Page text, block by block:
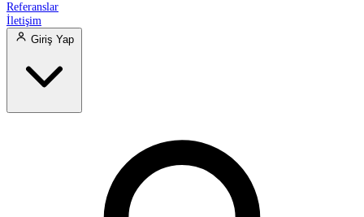
Referanslar
İletişim
Giriş Yap